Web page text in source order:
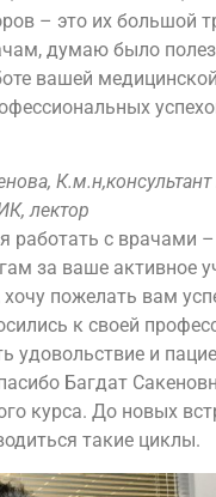
– это их большой
думаю было
вашей
лектор
работать с врачами
за ваше активное
пожелать вам
к своей
удовольствие и
Багдат
курса. До новых
такие циклы.